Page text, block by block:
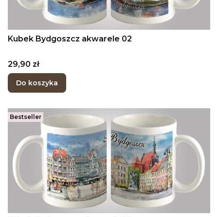
Kubek Bydgoszcz akwarele 02
Cena
29,90 zł
Do koszyka
Bestseller